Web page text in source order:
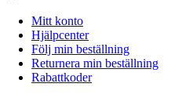
Mitt konto
Hjälpcenter
Följ min beställning
Returnera min beställning
Rabattkoder